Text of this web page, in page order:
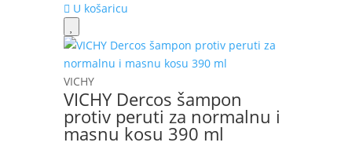
U košaricu
VICHY
VICHY Dercos šampon
protiv peruti za normalnu i
masnu kosu 390 ml